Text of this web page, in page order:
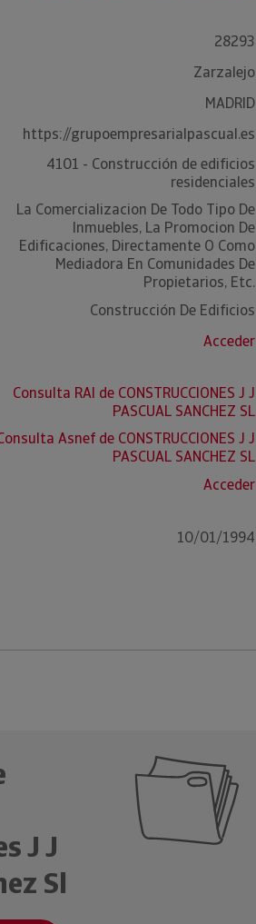
28293
Zarzalejo
MADRID
https://grupoempresarialpascual.es
4101 - Construcción de edificios
residenciales
La Comercializacion De Todo Tipo De
Inmuebles, La Promocion De
Edificaciones, Directamente O Como
Mediadora En Comunidades De
Propietarios, Etc.
Construcción De Edificios
Acceder
Consulta RAI de CONSTRUCCIONES J J
PASCUAL SANCHEZ SL
Asnef de CONSTRUCCIONES J J
PASCUAL SANCHEZ SL
Acceder
10/01/1994
J J
Sl